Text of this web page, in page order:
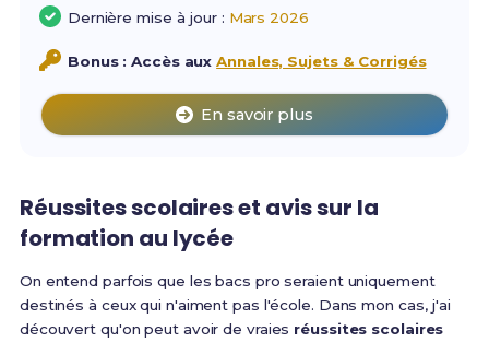
Dernière mise à jour : Mars 2026
Bonus : Accès auxAnnales, Sujets & Corrigés
En savoir plus
Réussites scolaires et avis sur la
formation au lycée
On entend parfois que les bacs pro seraient uniquement
destinés à ceux qui n'aiment pas l'école. Dans mon cas, j'ai
découvert qu'on peut avoir de vraies réussites scolaires